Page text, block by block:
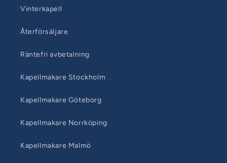
Vinterkapell
Återförsäljare
Räntefri avbetalning
Kapellmakare Stockholm
Kapellmakare Göteborg
Kapellmakare Norrköping
Kapellmakare Malmö